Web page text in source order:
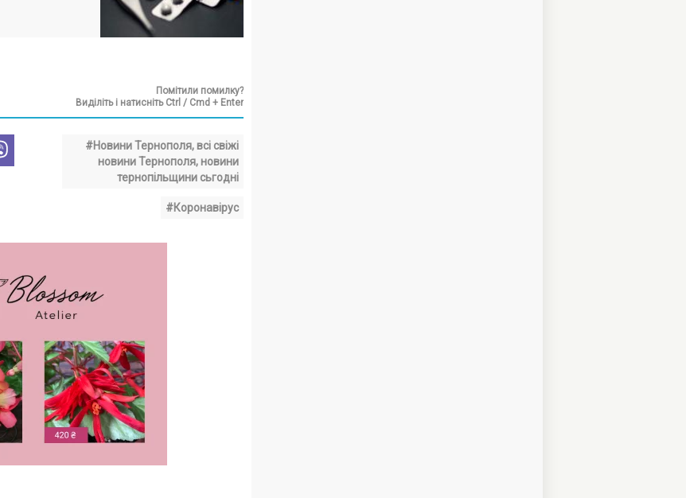
Помітили помилку?
Виділіть і натисніть Ctrl / Cmd + Enter
#Новини Тернополя, всі свіжі
новини Тернополя, новини
тернопільщини сьгодні
#Коронавірус